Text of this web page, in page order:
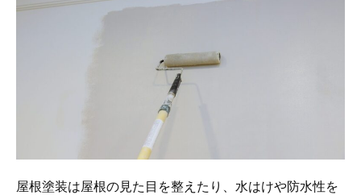
屋根塗装は屋根の見た目を整えたり、水はけや防水性を